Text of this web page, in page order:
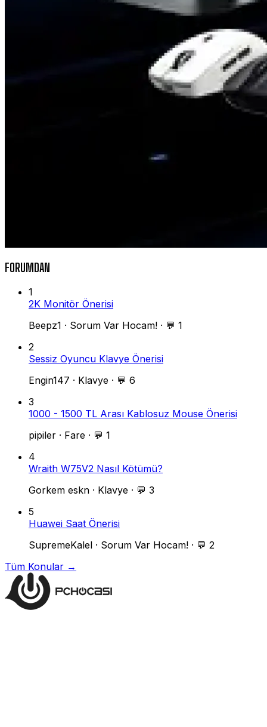
FORUMDAN
1
2K Monitör Önerisi
Beepz1 · Sorum Var Hocam! · 💬 1
2
Sessiz Oyuncu Klavye Önerisi
Engin147 · Klavye · 💬 6
3
1000 - 1500 TL Arası Kablosuz Mouse Önerisi
pipiler · Fare · 💬 1
4
Wraith W75V2 Nasıl Kötümü?
Gorkem eskn · Klavye · 💬 3
5
Huawei Saat Önerisi
SupremeKalel · Sorum Var Hocam! · 💬 2
Tüm Konular →